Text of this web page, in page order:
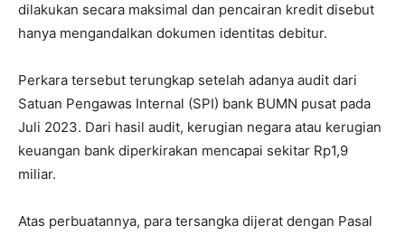
dilakukan secara maksimal dan pencairan kredit disebut
hanya mengandalkan dokumen identitas debitur.
Perkara tersebut terungkap setelah adanya audit dari
Satuan Pengawas Internal (SPI) bank BUMN pusat pada
Juli 2023. Dari hasil audit, kerugian negara atau kerugian
keuangan bank diperkirakan mencapai sekitar Rp1,9
miliar.
Atas perbuatannya, para tersangka dijerat dengan Pasal